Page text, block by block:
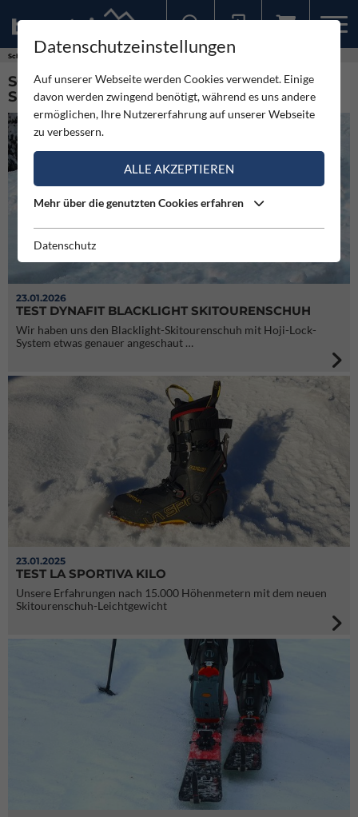
Schlagworte
SCHLAGWORT: PRODUKTTEST
SKITOURENSCHUH (18)
23.01.2026
TEST DYNAFIT BLACKLIGHT SKITOURENSCHUH
Wir haben uns den Blacklight-Skitourenschuh mit Hoji-Lock-
System etwas genauer angeschaut …
23.01.2025
TEST LA SPORTIVA KILO
Unsere Erfahrungen nach 15.000 Höhenmetern mit dem neuen
Skitourenschuh-Leichtgewicht
Datenschutzeinstellungen
Auf unserer Webseite werden Cookies verwendet. Einige
davon werden zwingend benötigt, während es uns andere
ermöglichen, Ihre Nutzererfahrung auf unserer Webseite
zu verbessern.
ALLE AKZEPTIEREN
Mehr über die genutzten Cookies erfahren
Datenschutz